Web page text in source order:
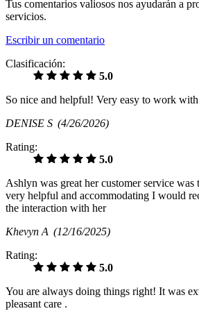
Tus comentarios valiosos nos ayudarán a
servicios.
Escribir un comentario
Clasificación:
5.0
So nice and helpful! Very easy to work
DENISE S (4/26/2026)
Rating:
5.0
Ashlyn was great her customer service was
very helpful and accommodating I would
the interaction with her
Khevyn A (12/16/2025)
Rating:
5.0
You are always doing things right! It was
pleasant care .